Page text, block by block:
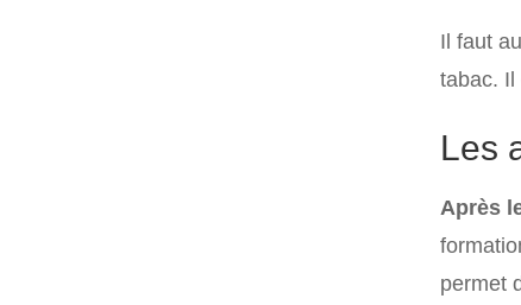
Il faut
tabac. Il
Les
Après
permet